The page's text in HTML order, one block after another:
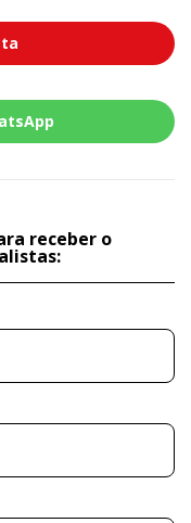
receber o